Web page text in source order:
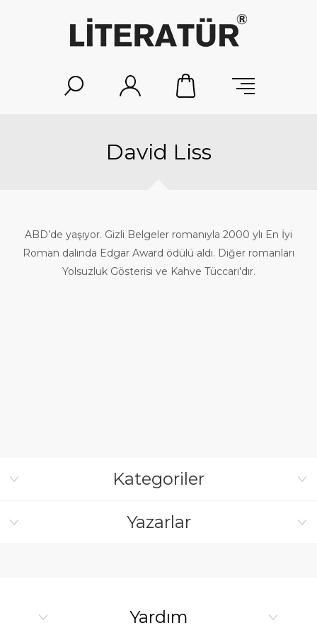
David Liss
ABD’de yaşıyor. Gizli Belgeler romanıyla 2000 ylı En İyi
Roman dalında Edgar Award ödülü aldı. Diğer romanları
Yolsuzluk Gösterisi ve Kahve Tüccarı′dır.
Kategoriler
Yazarlar
Yardım